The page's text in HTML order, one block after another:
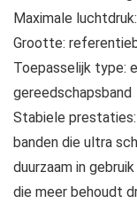
Maximale
Grootte:
Toepasselijk type:
gereedschapsband
Stabiele
banden die ultra
duurzaam in
die meer behoudt